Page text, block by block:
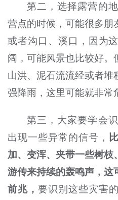
第二，选择露营的
营点的时候，可能很多朋
或者沟口、溪口，因为
阔，可能风景也比较好。
山洪、泥石流流经或者堆
强降雨，这里可能就非常
第三，大家要学会
出现一些异常的信号，
加、变浑、夹带一些树枝
游传来持续的轰鸣声，这
前兆， 要识别这些灾害